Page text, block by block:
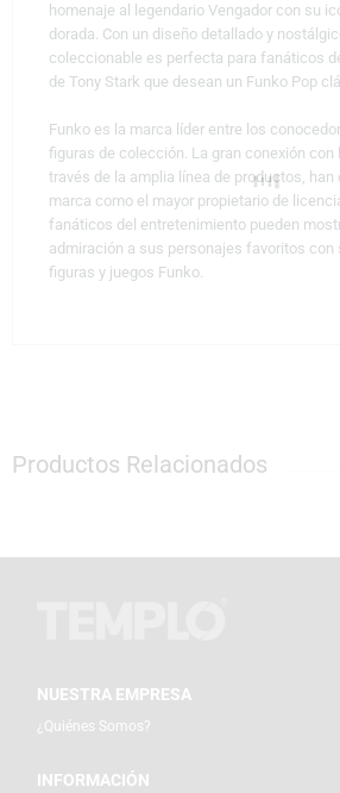
homenaje al legendario Vengador con su
dorada. Con un diseño detallado y
coleccionable es perfecta para fanáticos
de Tony Stark que desean un Funko Pop
Funko es la marca líder entre los
figuras de colección. La gran conexión con
través de la amplia línea de productos, han
marca como el mayor propietario de
fanáticos del entretenimiento pueden
admiración a sus personajes favoritos con
figuras y juegos Funko.
Productos Relacionados
NUESTRA EMPRESA
¿Quiénes Somos?
INFORMACIÓN